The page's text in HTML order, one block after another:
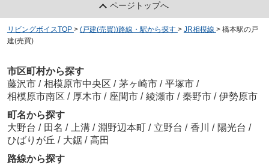
ページトップへ
リビングボイスTOP > (戸建(売買))路線・駅から探す > JR相模線 > 橋本駅の戸
建(売買)
市区町村から探す
藤沢市 / 相模原市中央区 / 茅ヶ崎市 / 平塚市 /
相模原市南区 / 厚木市 / 座間市 / 綾瀬市 / 秦野市 / 伊勢原市
町名から探す
大野台 / 田名 / 上溝 / 淵野辺本町 / 立野台 / 香川 / 陽光台 /
ひばりが丘 / 大鋸 / 高田
路線から探す